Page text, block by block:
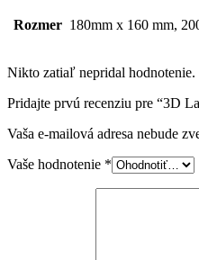
Rozmer 180mm x 160 mm,
Nikto zatiaľ nepridal hodnotenie.
Pridajte prvú recenziu pre “3D
Vaša e-mailová adresa nebude
Vaše hodnotenie *